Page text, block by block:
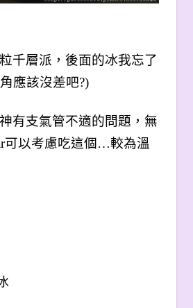
千層派，後面的冰我忘了
應該沒差吧?)
有支氣管不適的問題，無
可以考慮吃這個…較為溫